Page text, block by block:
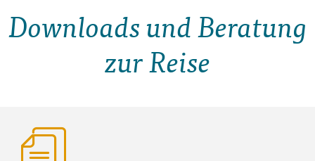
Downloads und Beratung
zur Reise